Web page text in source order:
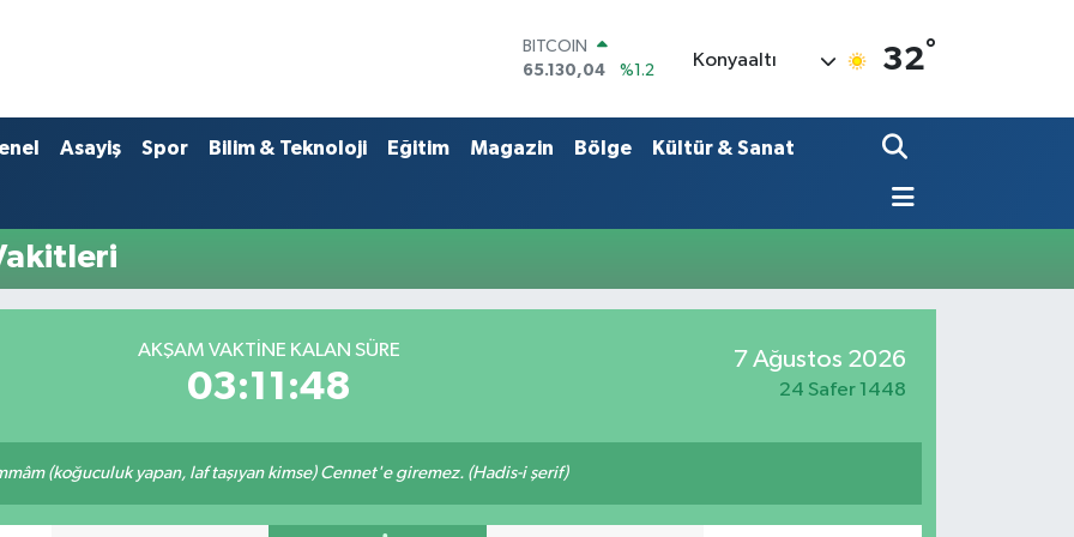
BITCOIN
65.130,04
%1.2
47,7106
%0.17
EURO
BİST100
13.773
%-19
Konyaaltı 32°
Asayiş Spor Bilim & Teknoloji Eğitim Magazin Bölge Kültür & Sanat
AKŞAM VAKTINE KALAN SÜRE
03:11:48
7 Ağustos 2026
24 Safer 1448
(koğuculuk yapan, laf taşıyan kimse) Cennet'e giremez. (Hadis-i şerif)